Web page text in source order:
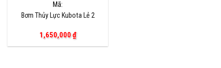
Mã:
Bơm Thủy Lực Kubota Lẻ 2
1,650,000₫